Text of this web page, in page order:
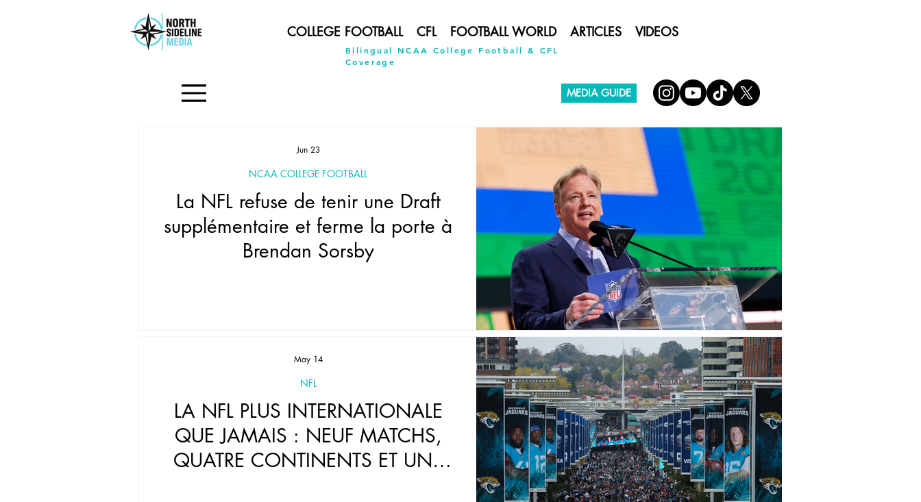
COLLEGE FOOTBALL CFL FOOTBALL WORLD ARTICLES VIDEOS
Bilingual NCAA College Football & CFL
Coverage
MEDIA GUIDE
La NFL refuse de tenir une Draft
supplémentaire et ferme la porte à
Brendan Sorsby
NCAA COLLEGE FOOTBALL
Jun 23
LA NFL PLUS INTERNATIONALE
QUE JAMAIS : NEUF MATCHS,
QUATRE CONTINENTS ET UNE
NFL
May 14